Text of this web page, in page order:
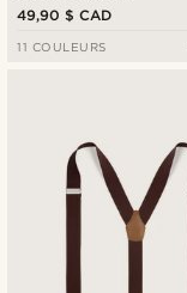
49,90 $ CAD
11 COULEURS